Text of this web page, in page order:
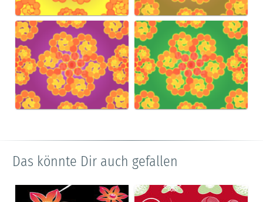
Das könnte Dir auch gefallen